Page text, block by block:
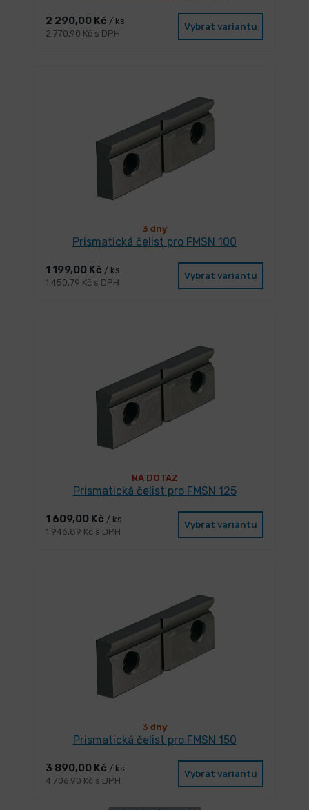
2 290,00 Kč / ks
2 770,90 Kč s DPH
Vybrat variantu
3 dny
Prismatická čelist pro FMSN 100
1 199,00 Kč / ks
1 450,79 Kč s DPH
Vybrat variantu
NA DOTAZ
Prismatická čelist pro FMSN 125
1 609,00 Kč / ks
1 946,89 Kč s DPH
Vybrat variantu
3 dny
Prismatická čelist pro FMSN 150
3 890,00 Kč / ks
4 706,90 Kč s DPH
Vybrat variantu